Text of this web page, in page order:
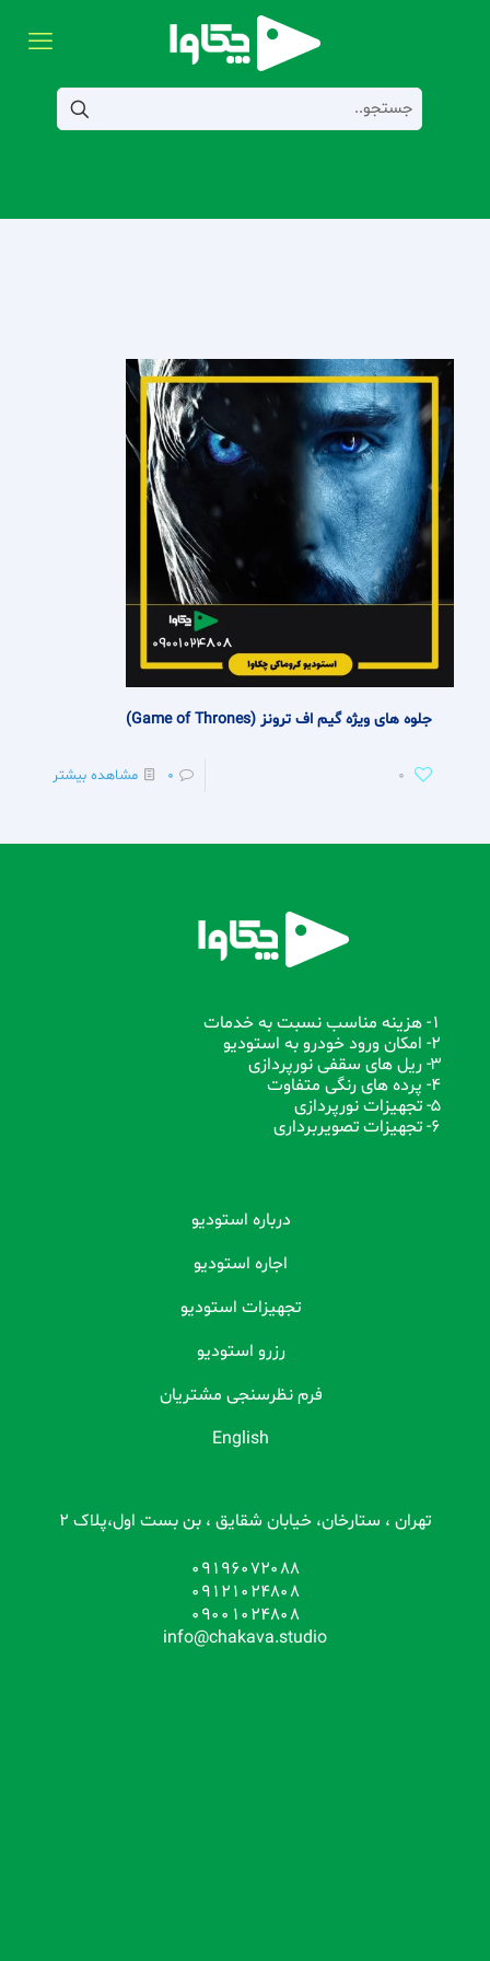
جلوه های ویژه گیم اف ترونز (Game of Thrones)
0
0 مشاهده بیشتر
1- هزینه مناسب نسبت به خدمات
2- امکان ورود خودرو به استودیو
3- ریل های سقفی نورپردازی
4- پرده های رنگی متفاوت
5- تجهیزات نورپردازی
6- تجهیزات تصویربرداری
درباره استودیو
اجاره استودیو
تجهیزات استودیو
رزرو استودیو
فرم نظرسنجی مشتریان
English
تهران ، ستارخان، خیابان شقایق ، بن بست اول،پلاک 2
09196072088
09121024808
09001024808
info@chakava.studio